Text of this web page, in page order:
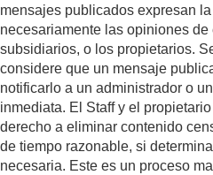
mensajes publicados expresan
necesariamente las opiniones de
subsidiarios, o los propietarios.
considere que un mensaje
notificarlo a un administrador o
inmediata. El Staff y el
derecho a eliminar contenido
de tiempo razonable, si
necesaria. Este es un proceso